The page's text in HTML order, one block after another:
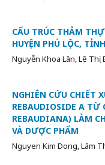
CẤU TRÚC THẢM
HUYỆN PHÚ LỘC,
Nguyễn Khoa Lân, Lê Thị
NGHIÊN CỨU CHIẾT
REBAUDIOSIDE A TỪ
REBAUDIANA) LÀM
VÀ DƯỢC PHẨM
Nguyen Kim Dong, Lâm